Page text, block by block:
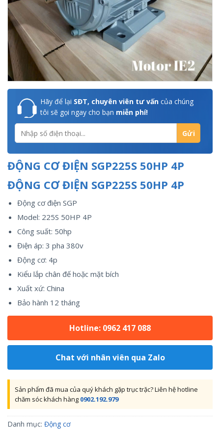
Hãy để lại SĐT, chuyên viên tư vấn của chúng
tôi sẽ gọi ngay cho bạn miễn phí!
ĐỘNG CƠ ĐIỆN SGP225S 50HP 4P
ĐỘNG CƠ ĐIỆN SGP225S 50HP 4P
Động cơ điện SGP
Model: 225S 50HP 4P
Công suất: 50hp
Điện áp: 3 pha 380v
Động cơ: 4p
Kiểu lắp chân đế hoặc mặt bích
Xuất xứ: China
Bảo hành 12 tháng
Hotline: 0962 417 088
Chat với nhân viên qua Zalo
Sản phẩm đã mua của quý khách gặp trục trặc? Liên hệ hotline
chăm sóc khách hàng 0902.192.979
Danh mục: Động cơ